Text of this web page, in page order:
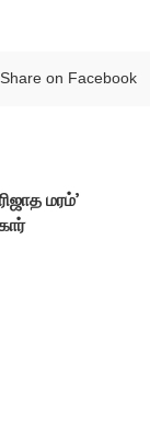
Share on Facebook
மரம்’